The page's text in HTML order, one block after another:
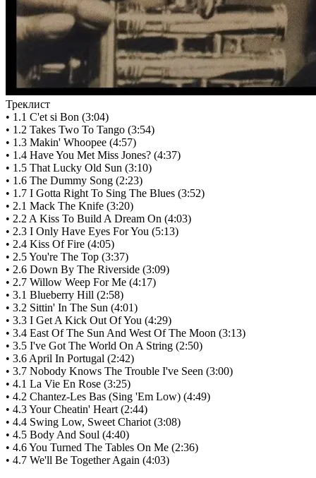
Треклист
• 1.1 C'et si Bon (3:04)
• 1.2 Takes Two To Tango (3:54)
• 1.3 Makin' Whoopee (4:57)
• 1.4 Have You Met Miss Jones? (4:37)
• 1.5 That Lucky Old Sun (3:10)
• 1.6 The Dummy Song (2:23)
• 1.7 I Gotta Right To Sing The Blues (3:52)
• 2.1 Mack The Knife (3:20)
• 2.2 A Kiss To Build A Dream On (4:03)
• 2.3 I Only Have Eyes For You (5:13)
• 2.4 Kiss Of Fire (4:05)
• 2.5 You're The Top (3:37)
• 2.6 Down By The Riverside (3:09)
• 2.7 Willow Weep For Me (4:17)
• 3.1 Blueberry Hill (2:58)
• 3.2 Sittin' In The Sun (4:01)
• 3.3 I Get A Kick Out Of You (4:29)
• 3.4 East Of The Sun And West Of The Moon (3:13)
• 3.5 I've Got The World On A String (2:50)
• 3.6 April In Portugal (2:42)
• 3.7 Nobody Knows The Trouble I've Seen (3:00)
• 4.1 La Vie En Rose (3:25)
• 4.2 Chantez-Les Bas (Sing 'Em Low) (4:49)
• 4.3 Your Cheatin' Heart (2:44)
• 4.4 Swing Low, Sweet Chariot (3:08)
• 4.5 Body And Soul (4:40)
• 4.6 You Turned The Tables On Me (2:36)
• 4.7 We'll Be Together Again (4:03)